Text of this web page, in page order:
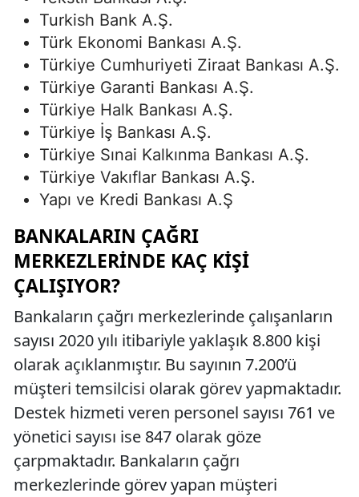
Turkish Bank A.Ş.
Türk Ekonomi Bankası A.Ş.
Türkiye Cumhuriyeti Ziraat Bankası A.Ş.
Türkiye Garanti Bankası A.Ş.
Türkiye Halk Bankası A.Ş.
Türkiye İş Bankası A.Ş.
Türkiye Sınai Kalkınma Bankası A.Ş.
Türkiye Vakıflar Bankası A.Ş.
Yapı ve Kredi Bankası A.Ş
BANKALARIN ÇAĞRI
MERKEZLERINDE KAÇ KIŞI
ÇALIŞIYOR?
Bankaların çağrı merkezlerinde çalışanların
sayısı 2020 yılı itibariyle yaklaşık 8.800 kişi
olarak açıklanmıştır. Bu sayının 7.200’ü
müşteri temsilcisi olarak görev yapmaktadır.
Destek hizmeti veren personel sayısı 761 ve
yönetici sayısı ise 847 olarak göze
çarpmaktadır. Bankaların çağrı
merkezlerinde görev yapan müşteri